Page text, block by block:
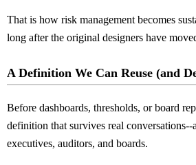
That is how risk management becomes
long after the original designers have
A Definition We Can Reuse (and
Before dashboards, thresholds, or board
definition that survives real conversations--
executives, auditors, and boards.